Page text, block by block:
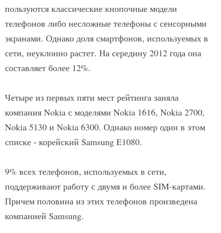
пользуются классические кнопочные модели
телефонов либо несложные телефоны с сенсорными
экранами. Однако доля смартфонов, используемых в
сети, неуклонно растет. На середину 2012 года она
составляет более 12%.
Четыре из первых пяти мест рейтинга заняла
компания Nokia с моделями Nokia 1616, Nokia 2700,
Nokia 5130 и Nokia 6300. Однако номер один в этом
списке - корейский Samsung E1080.
9% всех телефонов, используемых в сети,
поддерживают работу с двумя и более SIM-картами.
Причем половина из этих телефонов произведена
компанией Samsung.